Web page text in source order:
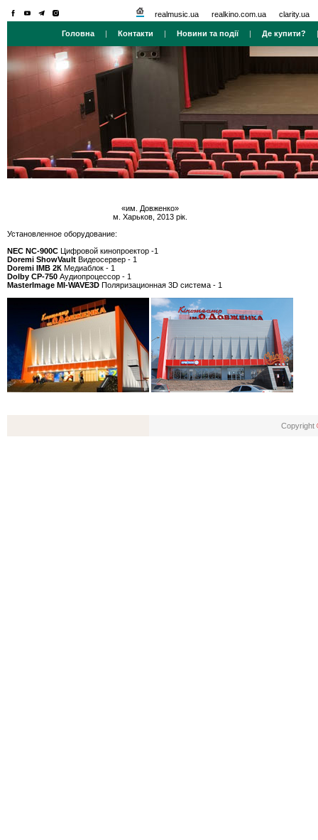
realmusic.ua realkino.com.ua clarity.ua
Головна | Контакти | Новини та події| Де купити?
«им. Довженко»
м. Харьков, 2013 рік.
Установленное оборудование:
NEC NC-900С Цифровой кинопроектор -1
Doremi ShowVault Видеосервер - 1
Doremi IMB 2К Медиаблок - 1
Dolby CР-750 Аудиопроцессор - 1
MasterImage MI-WAVE3D Поляризационная 3D система - 1
Copyright